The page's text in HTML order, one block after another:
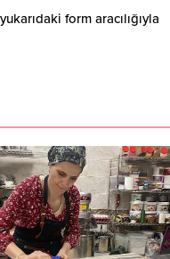
form aracılığıyla